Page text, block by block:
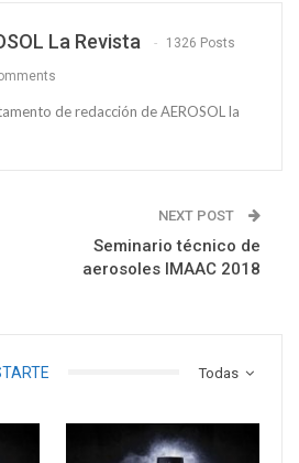
La Revista 1326 Posts
de redacción de AEROSOL la
NEXT POST
Seminario técnico de
aerosoles IMAAC 2018
Todas